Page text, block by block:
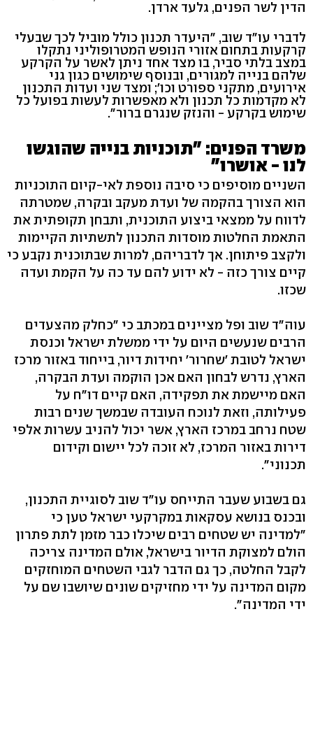
הדין לשר הפנים, גלעד ארדן.
לדברי עו"ד שוב, "היעדר תכנון כולל מוביל לכך שבעלי
קרקעות בתחום אזורי הנופש המטרופוליני נתקלו
במצב בלתי סביר, בו מצד אחד ניתן לאשר על הקרקע
שלהם בנייה למגורים, ובנוסף שימושים כגון גני
אירועים, מתקני ספורט וכו'; ומצד שני ועדות התכנון
לא מקדמות כל תכנון ולא מאפשרות לעשות בפועל כל
שימוש בקרקע - והנזק שנגרם ברור".
משרד הפנים: "תוכניות בנייה שהוגשו
לנו - אושרו"
השניים מוסיפים כי סיבה נוספת לאי-קיום התוכניות
הוא הצורך בהקמה של ועדת מעקב ובקרה, שמטרתה
לדווח על ממצאי ביצוע התוכנית, ותבחן תקופתית את
התאמת החלטות מוסדות התכנון לתשתיות הקיימות
ולקצב פיתוחן. אך לדבריהם, למרות שבתוכנית נקבע כי
קיים צורך כזה - לא ידוע להם עד כה על הקמת ועדה
שכזו.
עוה"ד שוב ופל מציינים במכתב כי "כחלק מהצעדים
הרבים שנעשים היום על ידי ממשלת ישראל וכנסת
ישראל לטובת 'שחרור' יחידות דיור, בייחוד באזור מרכז
הארץ, נדרש לבחון האם אכן הוקמה ועדת הבקרה,
האם מיישמת את תפקידה, האם קיים דו"ח על
פעילותה, וזאת לנוכח העובדה שבמשך שנים רבות
שטח נרחב במרכז הארץ, אשר יכול להניב עשרות אלפי
דירות באזור המרכז, לא זוכה לכל יישום וקידום
תכנוני".
גם בשבוע שעבר התייחס עו"ד שוב לסוגיית התכנון,
ובכנס בנושא עסקאות במקרקעי ישראל טען כי
"למדינה יש שטחים רבים שיכלו כבר מזמן לתת פתרון
הולם למצוקת הדיור בישראל, אולם המדינה צריכה
לקבל החלטה, כך גם הדבר לגבי השטחים המוחזקים
מקום המדינה על ידי מחזיקים שונים שיושבו שם על
ידי המדינה".